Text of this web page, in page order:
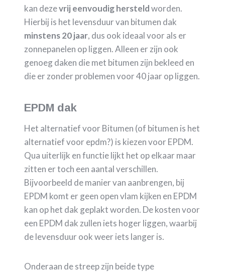
kan dezevrij eenvoudig hersteldworden.
Hierbij is het levensduur van bitumen dak
minstens 20 jaar, dus ook ideaal voor als er
zonnepanelen op liggen. Alleen er zijn ook
genoeg daken die met bitumen zijn bekleed en
die er zonder problemen voor 40 jaar op liggen.
EPDM dak
Het alternatief voor Bitumen (of bitumen is het
alternatief voor epdm?) is kiezen voor EPDM.
Qua uiterlijk en functie lijkt het op elkaar maar
zitten er toch een aantal verschillen.
Bijvoorbeeld de manier van aanbrengen, bij
EPDM komt er geen open vlam kijken en EPDM
kan op het dak geplakt worden. De kosten voor
een EPDM dak zullen iets hoger liggen, waarbij
de levensduur ook weer iets langer is.
Onderaan de streep zijn beide type